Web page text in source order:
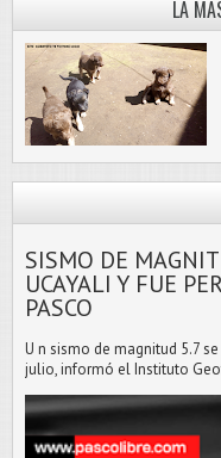
LA
SISMO DE
UCAYALI Y FUE
PASCO
U n sismo de magnitud 5.7
julio, informó el Instituto